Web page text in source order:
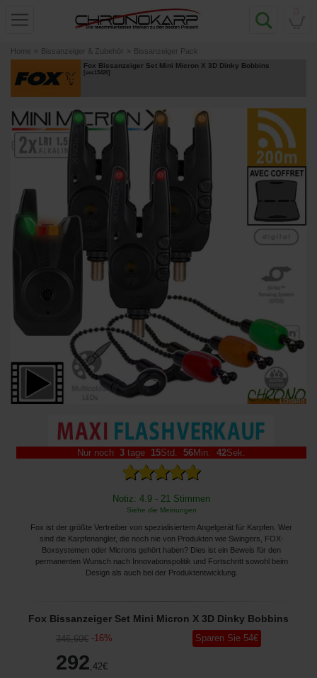
Home » Bissanzeiger & Zubehör » Bissanzeiger Pack
Fox Bissanzeiger Set Mini Micron X 3D Dinky Bobbins
[esc15420]
Nur noch 3 tage 15Std. 56Min. 39Sek.
Notiz: 4.9 - 21 Stimmen
Siehe die Meinungen
Fox ist der größte Vertreiber von spezialisiertem Angelgerät für Karpfen. Wer
sind die Karpfenangler, die noch nie von Produkten wie Swingers, FOX-
Boxsystemen oder Microns gehört haben? Dies ist ein Beweis für den
permanenten Wunsch nach Innovationspolitik und Fortschritt sowohl beim
Design als auch bei der Produktentwicklung.
Fox Bissanzeiger Set Mini Micron X 3D Dinky Bobbins
346,60€ -16%
292,42€
Sparen Sie 54€